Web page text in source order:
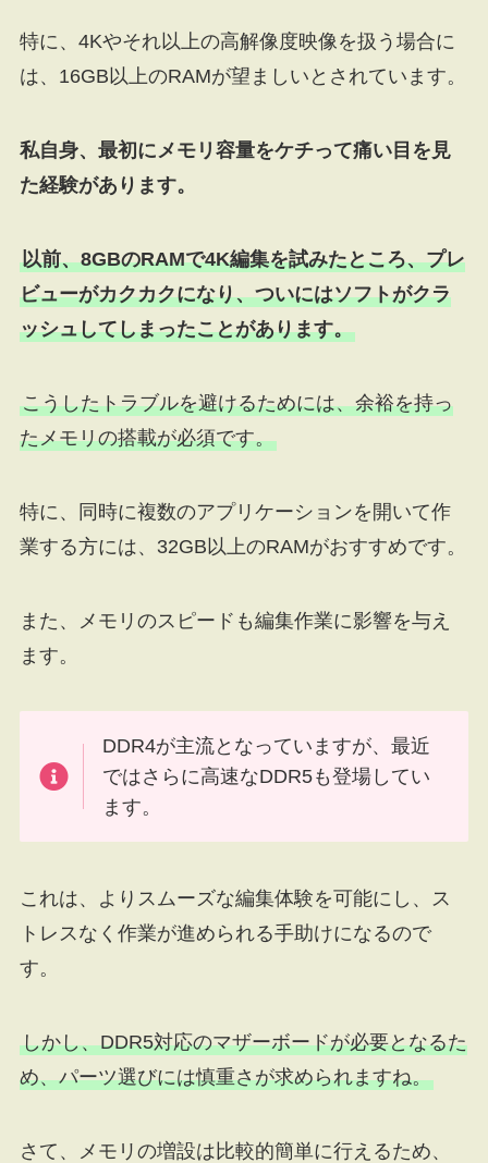
特に、4Kやそれ以上の高解像度映像を扱う場合に
は、16GB以上のRAMが望ましいとされています。
私自身、最初にメモリ容量をケチって痛い目を見
た経験があります。
以前、8GBのRAMで4K編集を試みたところ、プレ
ビューがカクカクになり、ついにはソフトがクラ
ッシュしてしまったことがあります。
こうしたトラブルを避けるためには、余裕を持っ
たメモリの搭載が必須です。
特に、同時に複数のアプリケーションを開いて作
業する方には、32GB以上のRAMがおすすめです。
また、メモリのスピードも編集作業に影響を与え
ます。
DDR4が主流となっていますが、最近
ではさらに高速なDDR5も登場してい
ます。
これは、よりスムーズな編集体験を可能にし、ス
トレスなく作業が進められる手助けになるので
す。
しかし、DDR5対応のマザーボードが必要となるた
め、パーツ選びには慎重さが求められますね。
さて、メモリの増設は比較的簡単に行えるため、